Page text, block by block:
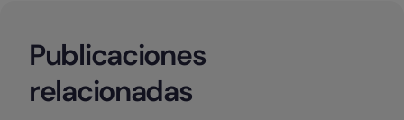
Publicaciones
relacionadas